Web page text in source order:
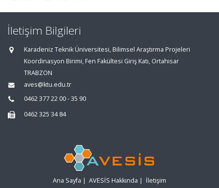
İletişim Bilgileri
Karadeniz Teknik Üniversitesi, Bilimsel Araştırma Projeleri
Koordinasyon Birimi, Fen Fakültesi Giriş Katı, Ortahisar
TRABZON
aves@ktu.edu.tr
0462 377 22 00 - 35 90
0462 325 34 84
Ana Sayfa | AVESİS Hakkında | İletişim